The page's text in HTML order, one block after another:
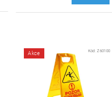
Akce Kód:Z60100